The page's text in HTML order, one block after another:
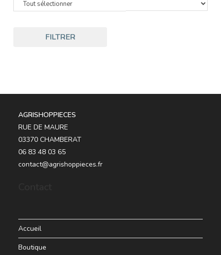
FILTRER
AGRISHOPPIECES
RUE DE MAURE
03370 CHAMBERAT
06 83 48 03 65
contact@agrishoppieces.fr
Accueil
Boutique